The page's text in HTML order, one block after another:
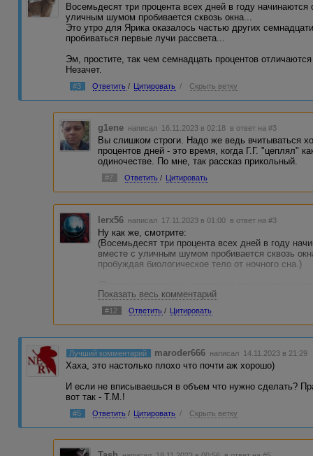
Восемьдесят три процента всех дней в году
уличным шумом пробивается сквозь окна...
Это утро для Ярика оказалось частью других
пробиваться первые лучи рассвета...
Эм, простите, так чем семнадцать процентов
Незачет.
#3 Ответить / Цитировать / Скрыть ветку
g1ene написал 16.11.2023 в 02:18 в ответ на #3
Вы слишком строги. Надо же ведь вчитываться
процентов дней - это время, когда Г.Г. "цеплял"
одиночестве. По мне, так рассказ прикольный.
#7 Ответить / Цитировать
lerx56 написал 17.11.2023 в 01:00 в ответ на #3
Ну как же, смотрите:
(Восемьдесят три процента всех дней в году
вместе с уличным шумом пробивается сквозь
пробуждая биологическое тело от ночного сна.)
Сразу после пробуждения )
(Сквозь окна начали пробиваться первые лучи
В 83% свет пробивается, а тело пробуждается.
потом только свет начинает пробиваться. :)
Надо же ведь вчитываться хорошо.© )))
Показать весь комментарий
#12 Ответить / Цитировать
Лучший комментарий maroder666 написал 14.11.2023 в 21:29
Хаха, это настолько плохо что почти аж хорошо)
И если не вписываешься в объем что нужно сделать?
вот так - Т.М.!
#5 Ответить / Цитировать / Скрыть ветку